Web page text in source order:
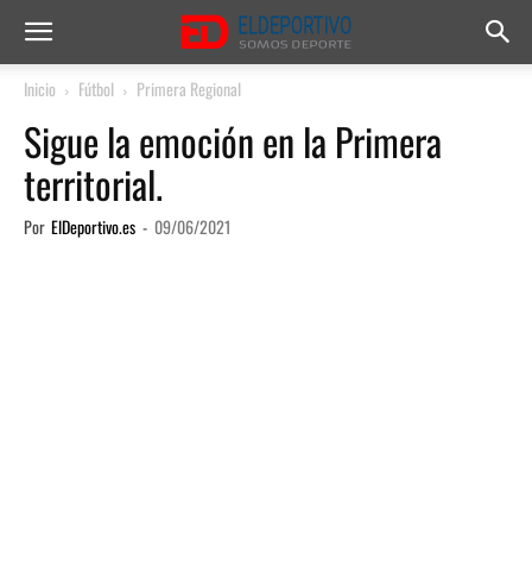
Inicio Fútbol Primera Regional
Sigue la emoción en la Primera
territorial.
Por ElDeportivo.es - 09/06/2021